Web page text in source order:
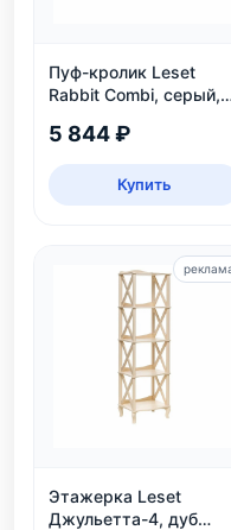
Пуф-кролик Leset
Rabbit Combi, серый,
кг
5 844 ₽
Купить
Этажерка Leset
Джульетта-4, дуб